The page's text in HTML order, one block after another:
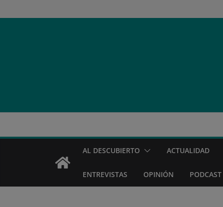
al
AL DESCUBIERTO ACTUALIDAD
ENTREVISTAS OPINIÓN PODCAST